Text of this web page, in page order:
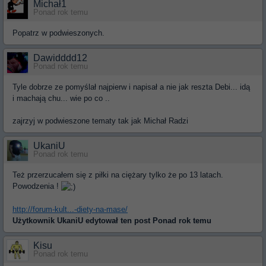
Michał1
Ponad rok temu
Popatrz w podwieszonych.
Dawidddd12
Ponad rok temu
Tyle dobrze ze pomyślał najpierw i napisał a nie jak reszta Debi... idą
i machają chu... wie po co ..
zajrzyj w podwieszone tematy tak jak Michał Radzi
UkaniU
Ponad rok temu
Też przerzucałem się z piłki na ciężary tylko że po 13 latach.
Powodzenia !
http://forum-kult...-diety-na-mase/
Użytkownik UkaniU edytował ten post Ponad rok temu
Kisu
Ponad rok temu